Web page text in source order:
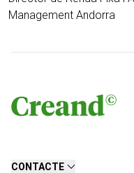
Management Andorra
CONTACTE